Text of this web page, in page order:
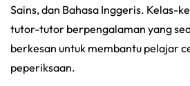
Sains, dan Bahasa Inggeris. Kelas-
tutor-tutor berpengalaman yang
berkesan untuk membantu pelajar
peperiksaan.